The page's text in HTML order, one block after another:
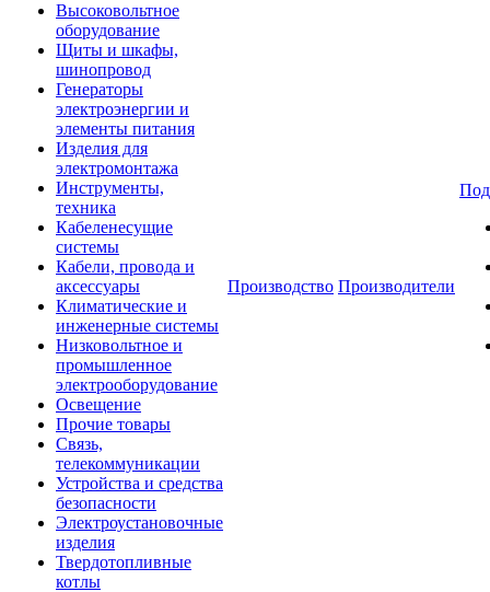
Высоковольтное
оборудование
Щиты и шкафы,
шинопровод
Генераторы
электроэнергии и
элементы питания
Изделия для
электромонтажа
Инструменты,
техника
Кабеленесущие
системы
Кабели, провода и
аксессуары
Климатические и
инженерные системы
Низковольтное и
промышленное
электрооборудование
Освещение
Прочие товары
Связь,
телекоммуникации
Устройства и средства
безопасности
Электроустановочные
изделия
Твердотопливные
котлы
Производство Производители